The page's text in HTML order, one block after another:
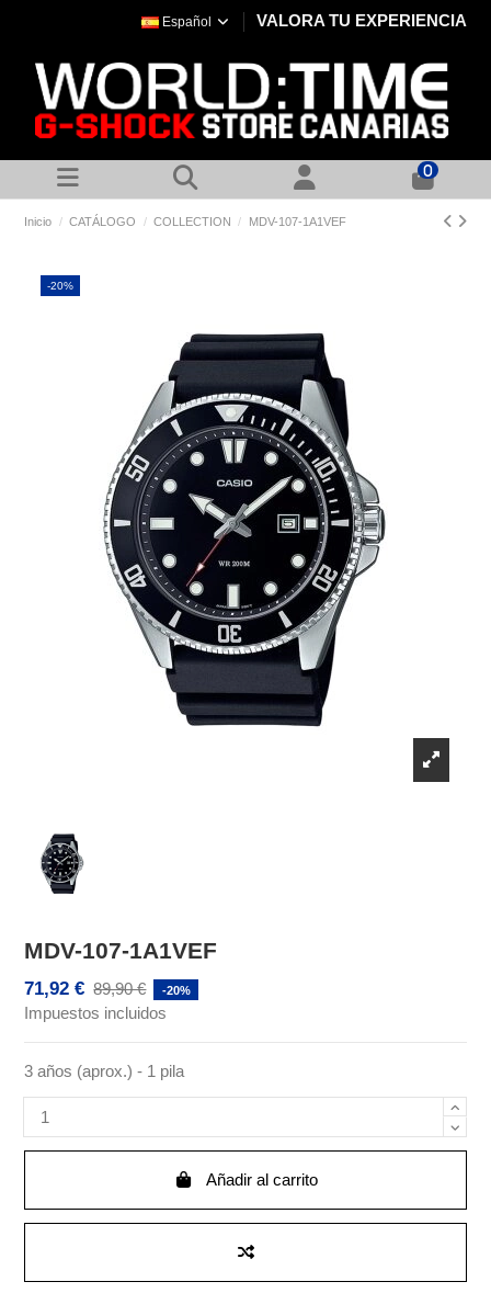
Español VALORA TU EXPERIENCIA
0
Inicio CATÁLOGO COLLECTION MDV-107-1A1VEF
-20%
MDV-107-1A1VEF
71,92 € 89,90 € -20%
Impuestos incluidos
3 años (aprox.) - 1 pila
Añadir al carrito